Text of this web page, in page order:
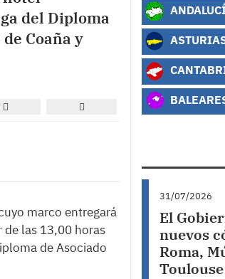
del Diploma
Coaña y
marco entregará
de las 13,00 horas
de Asociado
31/07/2026
El
nuevos
Roma,